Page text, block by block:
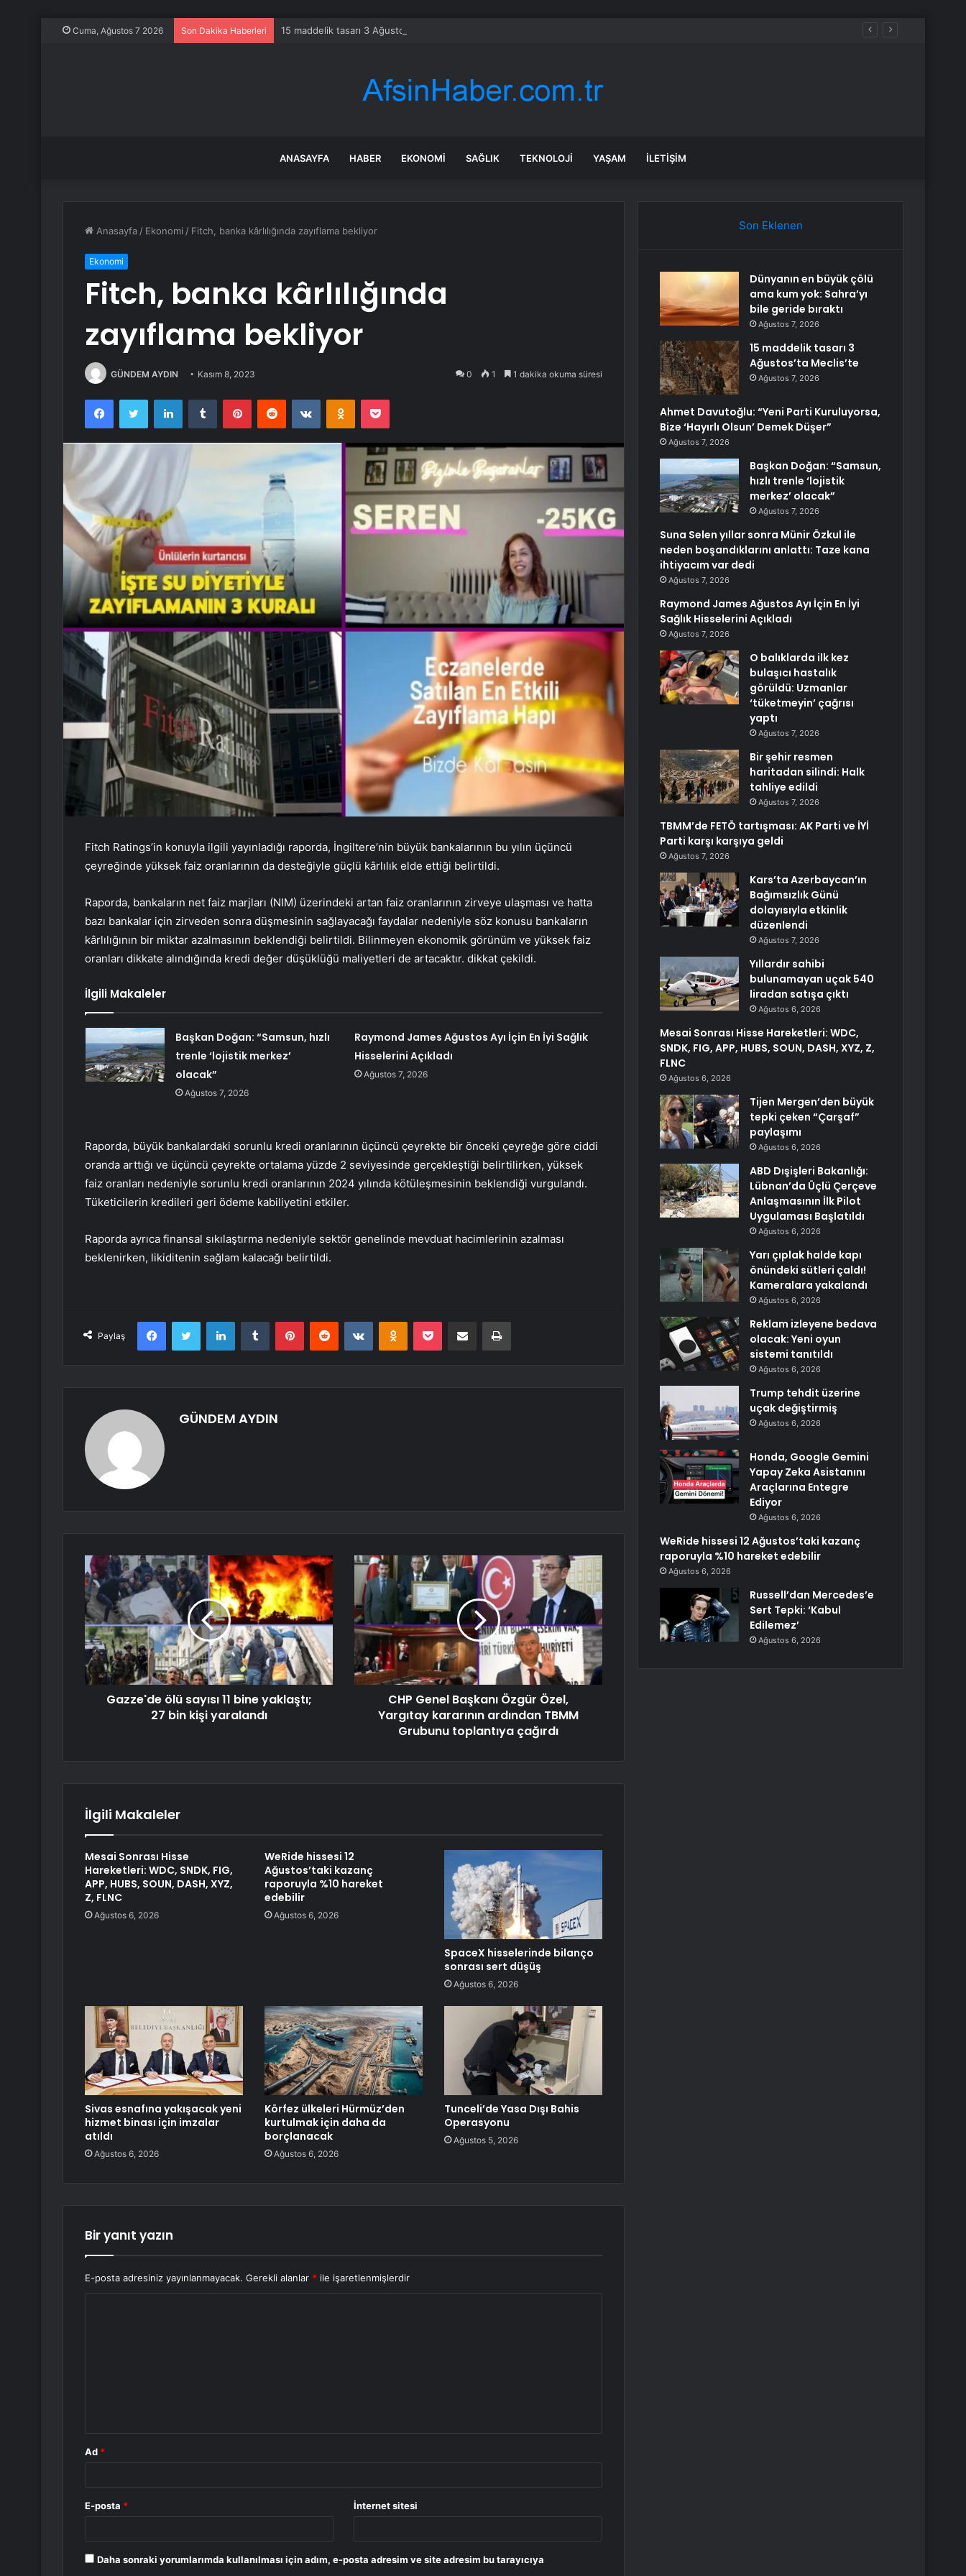
Cuma, Ağustos 7 2026 Son Dakika Haberleri 15 maddelik tasarı 3 Ağustos’ta Meclis’te
ANASAYFA HABER EKONOMI SAĞLIK TEKNOLOJI YAŞAM İLETIŞIM
Anasayfa / Ekonomi / Fitch, banka kârlılığında zayıflama bekliyor
Ekonomi
Fitch, banka kârlılığında
zayıflama bekliyor
GÜNDEM AYDIN Kasım 8, 2023 0 1 1 dakika okuma süresi
FacebookTwitter LinkedInTumblr PinterestReddit VKontakteOdnoklassniki
Pocket
Fitch Ratings’in konuyla ilgili yayınladığı raporda, İngiltere’nin büyük bankalarının bu yılın üçüncü
çeyreğinde yüksek faiz oranlarının da desteğiyle güçlü kârlılık elde ettiği belirtildi.
Raporda, bankaların net faiz marjları (NIM) üzerindeki artan faiz oranlarının zirveye ulaşması ve hatta
bazı bankalar için zirveden sonra düşmesinin sağlayacağı faydalar nedeniyle söz konusu bankaların
kârlılığının bir miktar azalmasının beklendiği belirtildi. Bilinmeyen ekonomik görünüm ve yüksek faiz
oranları dikkate alındığında kredi değer düşüklüğü maliyetleri de artacaktır. dikkat çekildi.
İlgili Makaleler
Başkan Doğan: “Samsun, hızlı
trenle ‘lojistik merkez’
olacak”
Ağustos 7, 2026
Raymond James Ağustos Ayı İçin En İyi Sağlık
Hisselerini Açıkladı
Ağustos 7, 2026
Raporda, büyük bankalardaki sorunlu kredi oranlarının üçüncü çeyrekte bir önceki çeyreğe göre ciddi
oranda arttığı ve üçüncü çeyrekte ortalama yüzde 2 seviyesinde gerçekleştiği belirtilirken, yüksek
faiz oranları nedeniyle sorunlu kredi oranlarının 2024 yılında kötüleşmesinin beklendiği vurgulandı.
Tüketicilerin kredileri geri ödeme kabiliyetini etkiler.
Raporda ayrıca finansal sıkılaştırma nedeniyle sektör genelinde mevduat hacimlerinin azalması
beklenirken, likiditenin sağlam kalacağı belirtildi.
Paylaş
FacebookTwitter LinkedInTumblr PinterestReddit VKontakteOdnoklassniki
Pocket E-Posta ile paylaş Yazdır
GÜNDEM AYDIN
Gazze'de ölü sayısı 11 bine yaklaştı;
27 bin kişi yaralandı
CHP Genel Başkanı Özgür Özel,
Yargıtay kararının ardından TBMM
Grubunu toplantıya çağırdı
İlgili Makaleler
Mesai Sonrası Hisse
Hareketleri: WDC, SNDK, FIG,
APP, HUBS, SOUN, DASH, XYZ,
Z, FLNC
Ağustos 6, 2026
WeRide hissesi 12
Ağustos’taki kazanç
raporuyla %10 hareket
edebilir
Ağustos 6, 2026
SpaceX hisselerinde bilanço
sonrası sert düşüş
Ağustos 6, 2026
Sivas esnafına yakışacak yeni
hizmet binası için imzalar
atıldı
Ağustos 6, 2026
Körfez ülkeleri Hürmüz’den
kurtulmak için daha da
borçlanacak
Ağustos 6, 2026
Tunceli’de Yasa Dışı Bahis
Operasyonu
Ağustos 5, 2026
Bir yanıt yazın
E-posta adresiniz yayınlanmayacak. Gerekli alanlar * ile işaretlenmişlerdir
Ad *
E-posta * İnternet sitesi
Daha sonraki yorumlarımda kullanılması için adım, e-posta adresim ve site adresim bu tarayıcıya
Son Eklenen
Dünyanın en büyük çölü
ama kum yok: Sahra’yı
bile geride bıraktı
Ağustos 7, 2026
15 maddelik tasarı 3
Ağustos’ta Meclis’te
Ağustos 7, 2026
Ahmet Davutoğlu: “Yeni Parti Kuruluyorsa,
Bize ‘Hayırlı Olsun’ Demek Düşer”
Ağustos 7, 2026
Başkan Doğan: “Samsun,
hızlı trenle ‘lojistik
merkez’ olacak”
Ağustos 7, 2026
Suna Selen yıllar sonra Münir Özkul ile
neden boşandıklarını anlattı: Taze kana
ihtiyacım var dedi
Ağustos 7, 2026
Raymond James Ağustos Ayı İçin En İyi
Sağlık Hisselerini Açıkladı
Ağustos 7, 2026
O balıklarda ilk kez
bulaşıcı hastalık
görüldü: Uzmanlar
‘tüketmeyin’ çağrısı
yaptı
Ağustos 7, 2026
Bir şehir resmen
haritadan silindi: Halk
tahliye edildi
Ağustos 7, 2026
TBMM’de FETÖ tartışması: AK Parti ve İYİ
Parti karşı karşıya geldi
Ağustos 7, 2026
Kars’ta Azerbaycan’ın
Bağımsızlık Günü
dolayısıyla etkinlik
düzenlendi
Ağustos 7, 2026
Yıllardır sahibi
bulunamayan uçak 540
liradan satışa çıktı
Ağustos 6, 2026
Mesai Sonrası Hisse Hareketleri: WDC,
SNDK, FIG, APP, HUBS, SOUN, DASH, XYZ, Z,
FLNC
Ağustos 6, 2026
Tijen Mergen’den büyük
tepki çeken “Çarşaf”
paylaşımı
Ağustos 6, 2026
ABD Dışişleri Bakanlığı:
Lübnan’da Üçlü Çerçeve
Anlaşmasının İlk Pilot
Uygulaması Başlatıldı
Ağustos 6, 2026
Yarı çıplak halde kapı
önündeki sütleri çaldı!
Kameralara yakalandı
Ağustos 6, 2026
Reklam izleyene bedava
olacak: Yeni oyun
sistemi tanıtıldı
Ağustos 6, 2026
Trump tehdit üzerine
uçak değiştirmiş
Ağustos 6, 2026
Honda, Google Gemini
Yapay Zeka Asistanını
Araçlarına Entegre
Ediyor
Ağustos 6, 2026
WeRide hissesi 12 Ağustos’taki kazanç
raporuyla %10 hareket edebilir
Ağustos 6, 2026
Russell’dan Mercedes’e
Sert Tepki: ‘Kabul
Edilemez’
Ağustos 6, 2026